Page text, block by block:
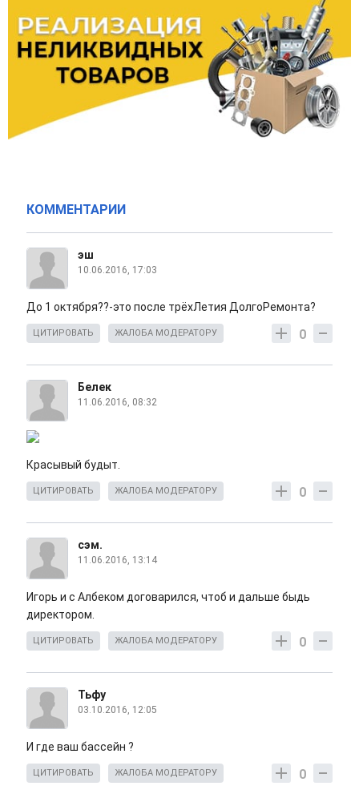
КОММЕНТАРИИ
эш
10.06.2016, 17:03
До 1 октября??-это после трёхЛетия ДолгоРемонта?
0
ЦИТИРОВАТЬ ЖАЛОБА МОДЕРАТОРУ
Белек
11.06.2016, 08:32
Красывый будыт.
0
ЦИТИРОВАТЬ ЖАЛОБА МОДЕРАТОРУ
сэм.
11.06.2016, 13:14
Игорь и с Албеком договарился, чтоб и дальше быдь
директором.
0
ЦИТИРОВАТЬ ЖАЛОБА МОДЕРАТОРУ
Тьфу
03.10.2016, 12:05
И где ваш бассейн ?
0
ЦИТИРОВАТЬ ЖАЛОБА МОДЕРАТОРУ